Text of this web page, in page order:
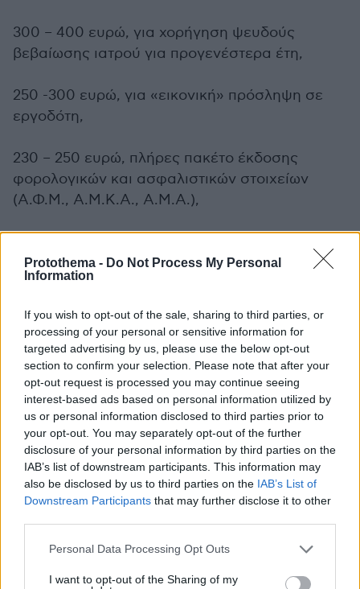
Protothema - Do Not Process My Personal
Information
If you wish to opt-out of the sale, sharing to third parties, or
processing of your personal or sensitive information for
targeted advertising by us, please use the below opt-out
section to confirm your selection. Please note that after your
opt-out request is processed you may continue seeing
interest-based ads based on personal information utilized by
us or personal information disclosed to third parties prior to
your opt-out. You may separately opt-out of the further
disclosure of your personal information by third parties on the
IAB’s list of downstream participants. This information may
also be disclosed by us to third parties on the IAB’s List of
Downstream Participants that may further disclose it to other
Please note that this website/app uses one or more Google
not limited to your visit or usage behaviour. You may click to
Personal Data Processing Opt Outs
I want to opt-out of the Sharing of my
300 – 400 ευρώ, για χορήγηση ψευδούς
βεβαίωσης ιατρού για προγενέστερα έτη,
250 -300 ευρώ, για «εικονική» πρόσληψη σε
εργοδότη,
230 – 250 ευρώ, πλήρες πακέτο έκδοσης
φορολογικών και ασφαλιστικών στοιχείων
(Α.Φ.Μ., Α.Μ.Κ.Α., Α.Μ.Α.),
και
Από την παράνομη δραστηριότητά της η
οργάνωσηαποκόμισε περίπου 1.000.000 ευρώ,
ενώ από τις έως τώρα έρευνες έχουν
εξακριβωθεί τουλάχιστον 185 περιπτώσεις
αλλοδαπών- πελατών της.
Στη δεύτερη εγκληματική οργάνωση, τα μέλη
της, τουλάχιστον από το Σεπτέμβριο του 2023,
ξεκάθαρο ιδιοκτησιακό καθεστώς ή των
οποίων οι ιδιοκτήτες ήταν εξαφανισμένοι.